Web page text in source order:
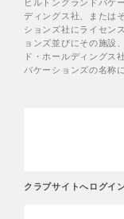
ディングス社、または
ションズ社にライセン
ョンズ並びにその施設
ド・ホールディングス
バケーションズの名称
クラブサイトへログイ